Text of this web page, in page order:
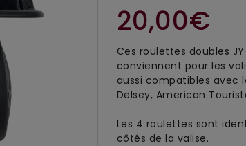
20,00€
Ces roulettes doubles
conviennent pour les
aussi compatibles avec
Delsey, American
Les 4 roulettes sont
côtés de la valise.